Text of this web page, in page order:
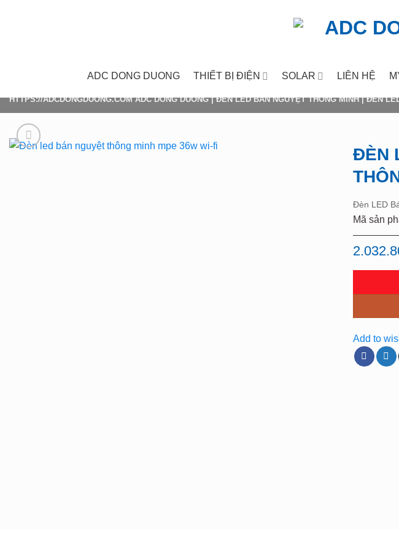
ADC DONG DUONG THIẾT BỊ ĐIỆN SOLAR LIÊN HỆ
HTTPS://ADCDONGDUONG.COM ADC DONG DUONG|ĐÈN LED BÁN NGUYỆT THÔNG MINH|ĐÈN
ĐÈN
Đèn LED
Mã sản
Add to